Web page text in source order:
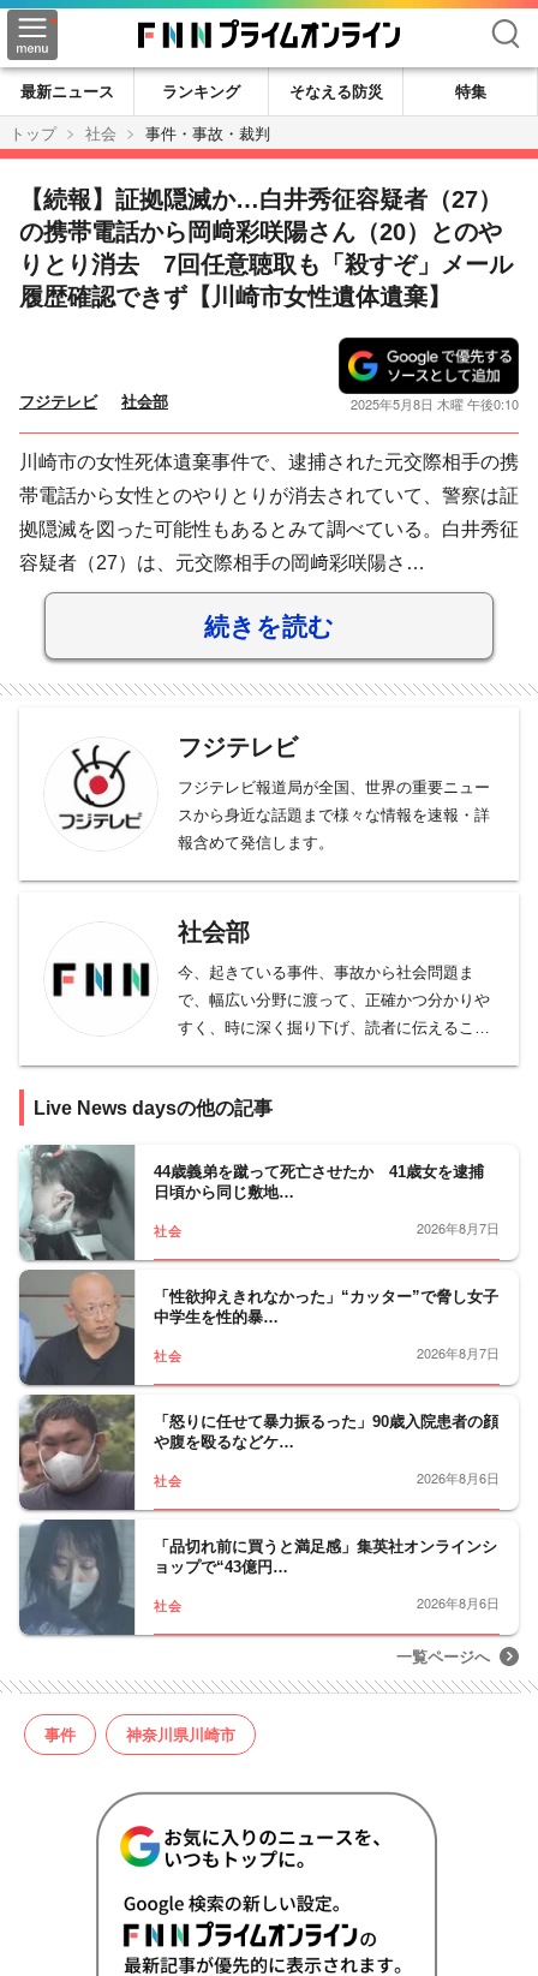
検索
最新ニュース ランキング そなえる防災
特集
トップ
社会 事件・事故・裁判
【続報】証拠隠滅か…白井秀征容疑者（27）
の携帯電話から岡﨑彩咲陽さん（20）とのや
りとり消去 7回任意聴取も「殺すぞ」メール
履歴確認できず【川崎市女性遺体遺棄】
フジテレビ 社会部 2025年5月8日 木曜 午後0:10
川崎市の女性死体遺棄事件で、逮捕された元交際相手の携
帯電話から女性とのやりとりが消去されていて、警察は証
拠隠滅を図った可能性もあるとみて調べている。白井秀征
容疑者（27）は、元交際相手の岡﨑彩咲陽さ…
続きを読む
フジテレビ
フジテレビ報道局が全国、世界の重要ニュー
スから身近な話題まで様々な情報を速報・詳
報含めて発信します。
社会部
今、起きている事件、事故から社会問題ま
で、幅広い分野に渡って、正確かつ分かりや
すく、時に深く掘り下げ、読者に伝えること
交通･国土、教育、科学、宇宙、災害・防災
皇室の動向、都政から首都圏自治体の行政も
担当。社会問題、調査報道については、分野
の垣根を越えて取材に取り組んでいます。
Live News daysの他の記事
44歳義弟を蹴って死亡させたか 41歳女を逮捕
日頃から同じ敷地…
社会 2026年8月7日
「性欲抑えきれなかった」“カッター”で脅し女子
中学生を性的暴…
社会 2026年8月7日
「怒りに任せて暴力振るった」90歳入院患者の顔
や腹を殴るなどケ…
社会 2026年8月6日
「品切れ前に買うと満足感」集英社オンラインシ
ョップで“43億円…
社会 2026年8月6日
一覧ページへ
事件 神奈川県川崎市